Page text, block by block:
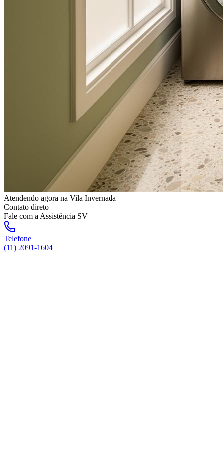
Atendendo agora na Vila Invernada
Contato direto
Fale com a Assistência SV
Telefone
(11) 2091-1604